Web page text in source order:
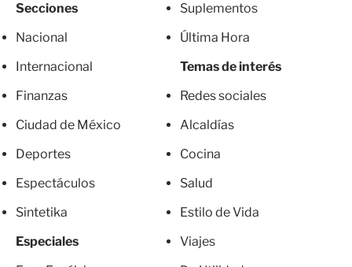
Secciones
Nacional
Internacional
Finanzas
Ciudad de México
Deportes
Espectáculos
Sintetika
Especiales
Suplementos
Última Hora
Temas de interés
Redes sociales
Alcaldías
Cocina
Salud
Estilo de Vida
Viajes